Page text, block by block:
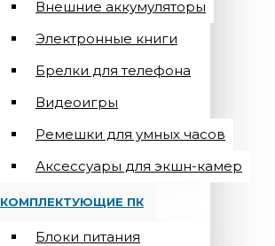
Внешние аккумуляторы
Электронные книги
Брелки для телефона
Видеоигры
Ремешки для умных часов
Аксессуары для экшн-камер
КОМПЛЕКТУЮЩИЕ ПК
Блоки питания